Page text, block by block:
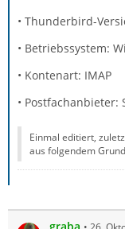
• Thunderbird-
• Betriebssystem:
• Kontenart: IMAP
• Postfachanbieter:
Einmal editiert,
aus folgendem